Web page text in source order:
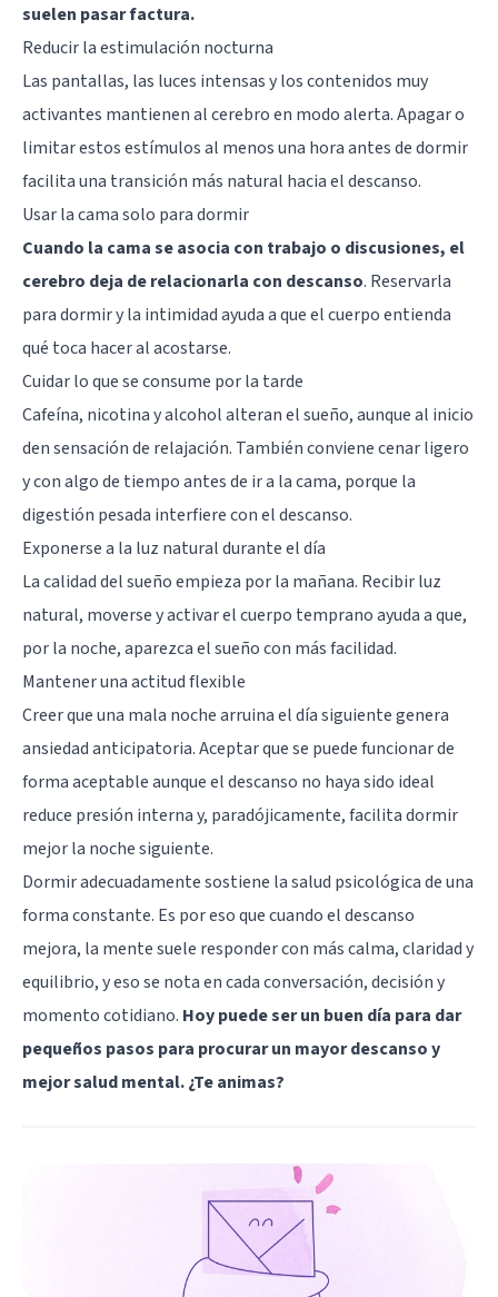
suelen pasar factura.
Reducir la estimulación nocturna
Las pantallas, las luces intensas y los contenidos muy
activantes mantienen al cerebro en modo alerta. Apagar o
limitar estos estímulos al menos una hora antes de dormir
facilita una transición más natural hacia el descanso.
Usar la cama solo para dormir
Cuando la cama se asocia con trabajo o discusiones, el
cerebro deja de relacionarla con descanso. Reservarla
para dormir y la intimidad ayuda a que el cuerpo entienda
qué toca hacer al acostarse.
Cuidar lo que se consume por la tarde
Cafeína, nicotina y alcohol alteran el sueño, aunque al inicio
den sensación de relajación. También conviene cenar ligero
y con algo de tiempo antes de ir a la cama, porque la
digestión pesada interfiere con el descanso.
Exponerse a la luz natural durante el día
La calidad del sueño empieza por la mañana. Recibir luz
natural, moverse y activar el cuerpo temprano ayuda a que,
por la noche, aparezca el sueño con más facilidad.
Mantener una actitud flexible
Creer que una mala noche arruina el día siguiente genera
ansiedad anticipatoria. Aceptar que se puede funcionar de
forma aceptable aunque el descanso no haya sido ideal
reduce presión interna y, paradójicamente, facilita dormir
mejor la noche siguiente.
Dormir adecuadamente sostiene la salud psicológica de una
forma constante. Es por eso que cuando el descanso
mejora, la mente suele responder con más calma, claridad y
equilibrio, y eso se nota en cada conversación, decisión y
momento cotidiano. Hoy puede ser un buen día para dar
pequeños pasos para procurar un mayor descanso y
mejor salud mental. ¿Te animas?